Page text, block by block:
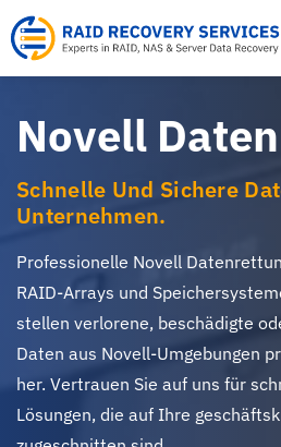
Inhalt
springen
Novell
Schnelle Und Sichere
Unternehmen.
Professionelle Novell
RAID-Arrays und
stellen verlorene, beschädigte
Daten aus Novell-Umgebungen
her. Vertrauen Sie auf uns für
Lösungen, die auf Ihre